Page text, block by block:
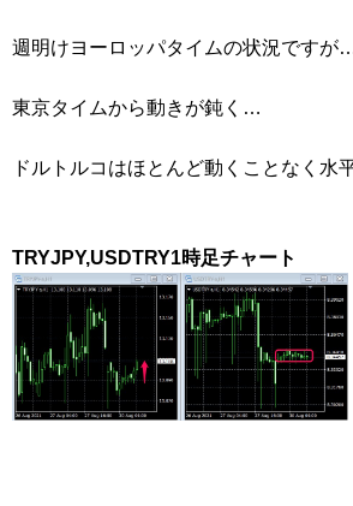
週明けヨーロッパタイムの状況ですが
東京タイムから動きが鈍く…
ドルトルコはほとんど動くことなく水
TRYJPY,USDTRY1時足チャート